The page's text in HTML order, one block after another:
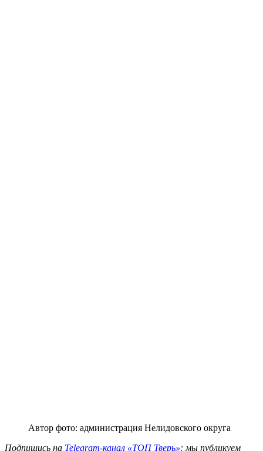
Автор фото: администрация Нелидовского округа
Подпишись на Telegram-канал «ТОП Тверь»: мы публикуем